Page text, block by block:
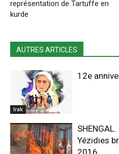
représentation de Tartuffe en
kurde
AUTRES ARTICLES
Irak
12e
Yézidies
2016